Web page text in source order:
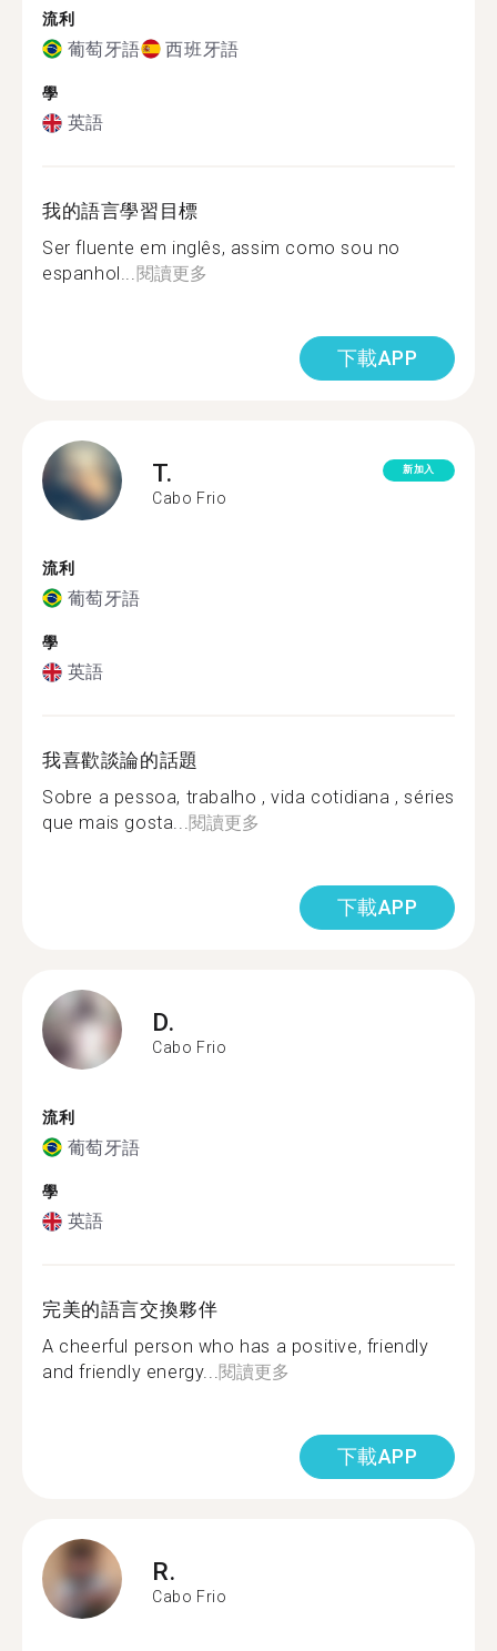
流利
葡萄牙語 西班牙語
學
英語
我的語言學習目標
Ser fluente em inglês, assim como sou no
espanhol...閱讀更多
下載APP
T.
Cabo Frio
新加入
流利
葡萄牙語
學
英語
我喜歡談論的話題
Sobre a pessoa, trabalho , vida cotidiana , séries
que mais gosta...閱讀更多
下載APP
D.
Cabo Frio
流利
葡萄牙語
學
英語
完美的語言交換夥伴
A cheerful person who has a positive, friendly
and friendly energy...閱讀更多
下載APP
R.
Cabo Frio